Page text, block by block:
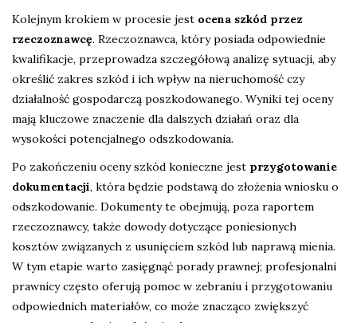
Kolejnym krokiem w procesie jest ocena szkód przez
rzeczoznawcę. Rzeczoznawca, który posiada odpowiednie
kwalifikacje, przeprowadza szczegółową analizę sytuacji, aby
określić zakres szkód i ich wpływ na nieruchomość czy
działalność gospodarczą poszkodowanego. Wyniki tej oceny
mają kluczowe znaczenie dla dalszych działań oraz dla
wysokości potencjalnego odszkodowania.
Po zakończeniu oceny szkód konieczne jest przygotowanie
dokumentacji, która będzie podstawą do złożenia wniosku o
odszkodowanie. Dokumenty te obejmują, poza raportem
rzeczoznawcy, także dowody dotyczące poniesionych
kosztów związanych z usunięciem szkód lub naprawą mienia.
W tym etapie warto zasięgnąć porady prawnej; profesjonalni
prawnicy często oferują pomoc w zebraniu i przygotowaniu
odpowiednich materiałów, co może znacząco zwiększyć